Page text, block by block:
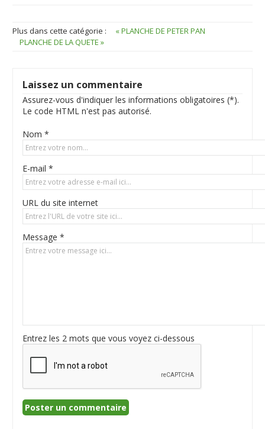
Plus dans cette catégorie :
« PLANCHE DE PETER PAN
PLANCHE DE LA QUETE »
Laissez un commentaire
Assurez-vous d'indiquer les informations obligatoires (*).
Le code HTML n'est pas autorisé.
Nom *
E-mail *
URL du site internet
Message *
Entrez les 2 mots que vous voyez ci-dessous